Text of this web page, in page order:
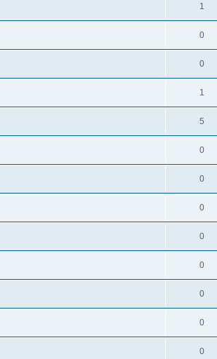
1
0
0
1
5
0
0
0
0
0
0
0
0